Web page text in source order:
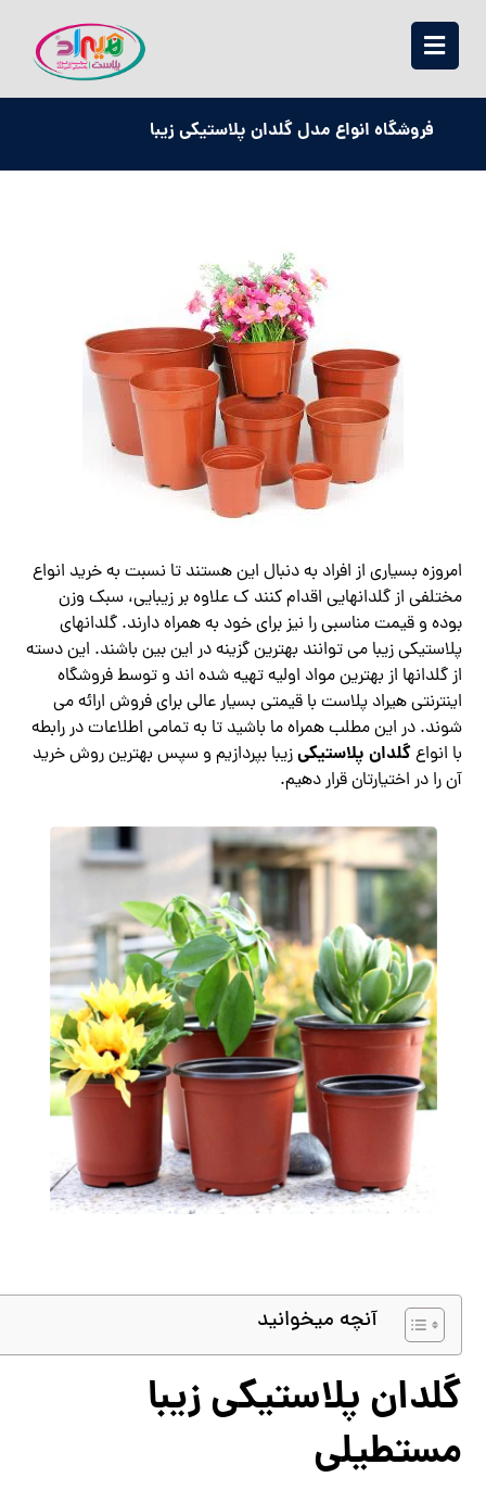
فروشگاه انواع مدل گلدان پلاستیکی زیبا
امروزه بسیاری از افراد به دنبال این هستند تا نسبت به خرید انواع
مختلفی از گلدانهایی اقدام کنند ک علاوه بر زیبایی، سبک وزن
بوده و قیمت مناسبی را نیز برای خود به همراه دارند. گلدانهای
پلاستیکی زیبا می توانند بهترین گزینه در این بین باشند. این دسته
از گلدانها از بهترین مواد اولیه تهیه شده اند و توسط فروشگاه
اینترنتی هیراد پلاست با قیمتی بسیار عالی برای فروش ارائه می
شوند. در این مطلب همراه ما باشید تا به تمامی اطلاعات در رابطه
با انواعگلدان پلاستیکیزیبا بپردازیم و سپس بهترین روش خرید
آن را در اختیارتان قرار دهیم.
آنچه میخوانید
گلدان پلاستیکی زیبا
مستطیلی